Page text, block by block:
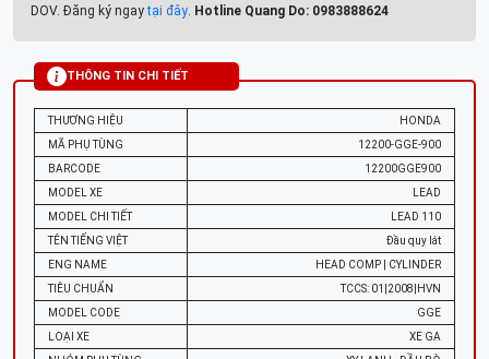
DOV. Đăng ký ngaytại đây. Hotline Quang Do: 0983888624
THÔNG TIN CHI TIẾT
THƯƠNG HIỆU
HONDA
MÃ PHỤ TÙNG
12200-GGE-900
BARCODE
12200GGE900
MODEL XE
LEAD
MODEL CHI TIẾT
LEAD 110
TÊN TIẾNG VIỆT
Đầu quy lát
ENG NAME
HEAD COMP | CYLINDER
TIÊU CHUẨN
TCCS: 01|2008|HVN
MODEL CODE
GGE
LOẠI XE
XE GA